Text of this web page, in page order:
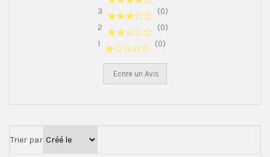
3
(0)
2
(0)
1
(0)
Ecrire un Avis
Trier par